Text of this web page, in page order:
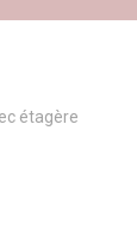
étagère